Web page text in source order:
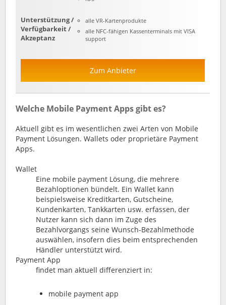
Unterstützung /
Verfügbarkeit /
Akzeptanz
alle VR-Kartenprodukte
alle NFC-fähigen Kassenterminals mit VISA
support
Zum Anbieter
Welche Mobile Payment Apps gibt es?
Aktuell gibt es im wesentlichen zwei Arten von Mobile
Payment Lösungen. Wallets oder proprietäre Payment
Apps.
Wallet
Eine mobile payment Lösung, die mehrere
Bezahloptionen bündelt. Ein Wallet kann
beispielsweise Kreditkarten, Gutscheine,
Kundenkarten, Tankkarten usw. erfassen, der
Nutzer kann sich dann im Zuge des
Bezahlvorgangs seine Wunsch-Bezahlmethode
auswählen, insofern dies beim entsprechenden
Händler unterstützt wird.
Payment App
findet man aktuell differenziert in:
mobile payment app